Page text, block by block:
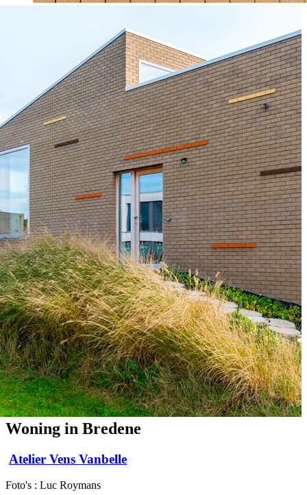
Woning in Bredene
Atelier Vens Vanbelle
Foto's : Luc Roymans